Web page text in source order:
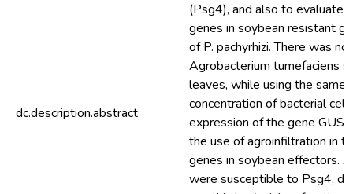
dc.description.abstract
(Psg4), and also to evaluate
genes in soybean resistant
of P. pachyrhizi. There was
Agrobacterium tumefaciens
leaves, while using the same
concentration of bacterial
expression of the gene
the use of agroinfiltration in
genes in soybean effectors.
were susceptible to Psg4,